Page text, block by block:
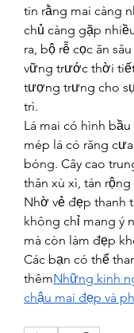
tin rằng mai càng
chủ càng gặp
ra, bộ rễ cọc ăn
vững trước thời
tượng trưng cho
trì.
Lá mai có hình
mép lá có răng
bóng. Cây cao
thân xù xì, tán
Nhờ vẻ đẹp thanh
không chỉ mang ý
mà còn làm đẹp
Các bạn có thể
thêmNhững kinh
chậu mai đẹp và